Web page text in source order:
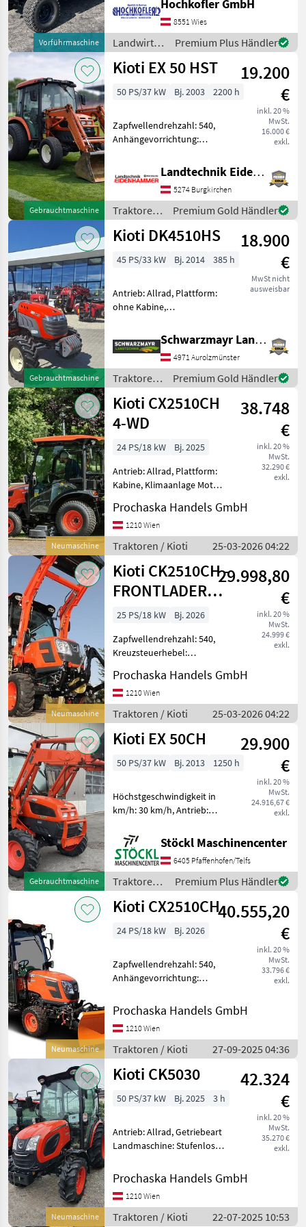
Vorführmaschine
Sperre - Stufenlosgetriebe -
Anhängervorrichtung mit
Kugel
Hochkofler GmbH
8551 Wies
Landwirtsch.
Motorfahrzeuge
/ Kioti
Premium Plus Händler
Gebrauchtmaschine
Kioti EX 50 HST
19.200
€
inkl. 20 %
MwSt.
16.000 €
exkl.
50 PS/37 kW Bj. 2003 2200 h
Zapfwellendrehzahl: 540,
Anhängevorrichtung:
mechanisch, Oberlenker
hinten: mechanisch,
Bolzengröße
Anhängevorrichtung (mm):
32mm, Höchstgeschw
Landtechnik Eidenhammer GmbH
5274 Burgkirchen
Traktoren
/ Kioti
Premium Gold Händler
Gebrauchtmaschine
Kioti DK4510HS
18.900
€
MwSt nicht
ausweisbar
45 PS/33 kW Bj. 2014 385 h
Antrieb: Allrad, Plattform:
ohne Kabine,
540/750/1000,
Höchstgeschwindigkeit in
km/h: 25 km/h, Oberlenker
hinten: mechanisch,
Anhängevorrichtung: manu
Schwarzmayr Landtechnik GmbH - Aurolzmünster
4971 Aurolzmünster
Traktoren
/ Kioti
Premium Gold Händler
Neumaschine
Kioti CX2510CH
4-WD
38.748
€
inkl. 20 %
MwSt.
32.290 €
exkl.
24 PS/18 kW
Bj. 2025
Antrieb: Allrad, Plattform:
Kabine, Klimaanlage Motor
1.647 ccm, Emissionsstufe 5,
Treibstofftank 25, 0 Liter, 2-
stufiger hydrostatischer
Fahr
Prochaska Handels GmbH
1210 Wien
Traktoren / Kioti 25-03-2026 04:22
Neumaschine
Kioti CK2510CH -
FRONTLADER
gratis - solange
Vorrat!!
29.998,80
€
inkl. 20 %
MwSt.
24.999 €
exkl.
25 PS/18 kW
Bj. 2026
Zapfwellendrehzahl: 540,
Kreuzsteuerhebel:
hinten: mechanisch,
Höchstgeschwindigkeit in
km/h: 25 km/h, Getriebeart
Landmaschine: Stufenloses
Getri
Prochaska Handels GmbH
1210 Wien
Traktoren / Kioti 25-03-2026 04:22
Gebrauchtmaschine
Kioti EX 50CH
29.900
€
inkl. 20 %
MwSt.
24.916,67 €
exkl.
50 PS/37 kW Bj. 2013 1250 h
Höchstgeschwindigkeit in
km/h: 30 km/h, Antrieb:
Traktor EX 50, mit Kabine,
Heizung, Betriebsstunden
1250, mit Frontlader,
Euroaufnahme. (A)
Stöckl Maschinencenter
6405 Pfaffenhofen/Telfs
Traktoren /
Kioti
Premium Plus Händler
Neumaschine
Kioti CX2510CH40.555,20
€
inkl. 20 %
MwSt.
33.796 €
exkl.
24 PS/18 kW Bj. 2026
Zapfwellendrehzahl: 540,
Anhängevorrichtung:
mechanisch, Oberlenker
hinten: mechanisch,
Getriebeart Landmaschine:
Stufenloses Getriebe,
Plattfo
Prochaska Handels GmbH
1210 Wien
Traktoren / Kioti 27-09-2025 04:36
Neumaschine
Kioti CK5030
42.324
€
inkl. 20 %
MwSt.
35.270 €
exkl.
50 PS/37 kW Bj. 2025 3 h
Antrieb: Allrad, Getriebeart
Landmaschine: Stufenloses
Zapfwellendrehzahl:
540/1000,
Höchstgeschwindigkeit in
km/h: 40 km/h, Abgasstufe:
Prochaska Handels GmbH
1210 Wien
Traktoren / Kioti 22-07-2025 10:53